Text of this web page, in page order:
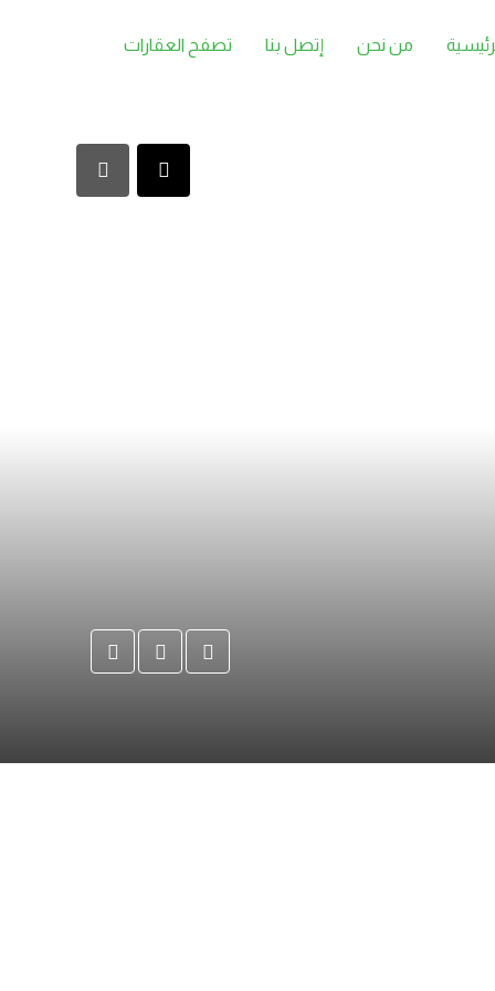
من نحن إتصل بنا تصفح العقارات